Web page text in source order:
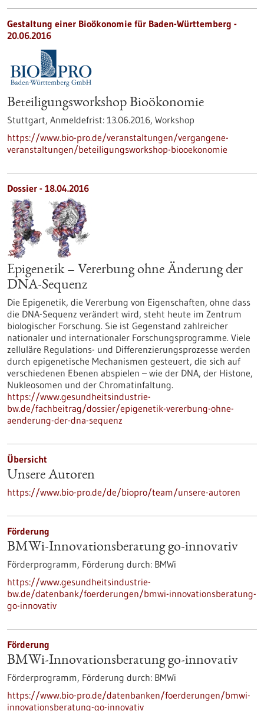
Gestaltung einer Bioökonomie für Baden-Württemberg -
20.06.2016
Beteiligungsworkshop Bioökonomie
Stuttgart, Anmeldefrist: 13.06.2016, Workshop
https://www.bio-pro.de/veranstaltungen/vergangene-
veranstaltungen/beteiligungsworkshop-biooekonomie
Dossier - 18.04.2016
Epigenetik – Vererbung ohne Änderung der
DNA-Sequenz
Die Epigenetik, die Vererbung von Eigenschaften, ohne dass
die DNA-Sequenz verändert wird, steht heute im Zentrum
biologischer Forschung. Sie ist Gegenstand zahlreicher
nationaler und internationaler Forschungsprogramme. Viele
zelluläre Regulations- und Differenzierungsprozesse werden
durch epigenetische Mechanismen gesteuert, die sich auf
verschiedenen Ebenen abspielen – wie der DNA, der Histone,
Nukleosomen und der Chromatinfaltung.
https://www.gesundheitsindustrie-
bw.de/fachbeitrag/dossier/epigenetik-vererbung-ohne-
aenderung-der-dna-sequenz
Übersicht
Unsere Autoren
https://www.bio-pro.de/de/biopro/team/unsere-autoren
Förderung
BMWi-Innovationsberatung go-innovativ
Förderprogramm, Förderung durch: BMWi
https://www.gesundheitsindustrie-
bw.de/datenbank/foerderungen/bmwi-innovationsberatung-
go-innovativ
Förderung
BMWi-Innovationsberatung go-innovativ
Förderprogramm, Förderung durch: BMWi
https://www.bio-pro.de/datenbanken/foerderungen/bmwi-
innovationsberatung-go-innovativ